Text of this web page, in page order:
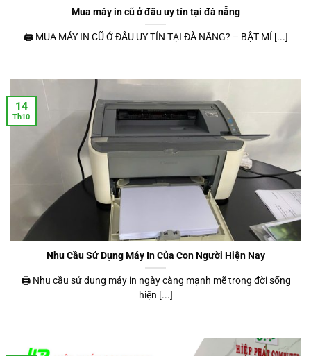
Mua máy in cũ ở đâu uy tín tại đà nẵng
🖨️ MUA MÁY IN CŨ Ở ĐÂU UY TÍN TẠI ĐÀ NẴNG? – BẬT MÍ [...]
Nhu Cầu Sử Dụng Máy In Của Con Người Hiện Nay
🖨️ Nhu cầu sử dụng máy in ngày càng mạnh mẽ trong đời sống
hiện [...]
14
Th10